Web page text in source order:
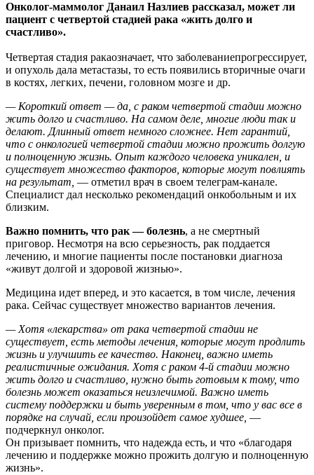
Онколог-маммолог Данаил Назлиев рассказал, может ли
пациент с четвертой стадией рака «жить долго и
счастливо».
Четвертая стадия ракаозначает, что заболеваниепрогрессирует,
и опухоль дала метастазы, то есть появились вторичные очаги
в костях, легких, печени, головном мозге и др.
— Короткий ответ — да, с раком четвертой стадии можно
жить долго и счастливо. На самом деле, многие люди так и
делают. Длинный ответ немного сложнее. Нет гарантий,
что с онкологией четвертой стадии можно прожить долгую
и полноценную жизнь. Опыт каждого человека уникален, и
существует множество факторов, которые могут повлиять
на результат, — отметил врач в своем телеграм-канале.
Специалист дал несколько рекомендаций онкобольным и их
близким.
Важно помнить, что рак — болезнь, а не смертный
приговор. Несмотря на всю серьезность, рак поддается
лечению, и многие пациенты после постановки диагноза
«живут долгой и здоровой жизнью».
Медицина идет вперед, и это касается, в том числе, лечения
рака. Сейчас существует множество вариантов лечения.
— Хотя «лекарства» от рака четвертой стадии не
существует, есть методы лечения, которые могут продлить
жизнь и улучшить ее качество. Наконец, важно иметь
реалистичные ожидания. Хотя с раком 4-й стадии можно
жить долго и счастливо, нужно быть готовым к тому, что
болезнь может оказаться неизлечимой. Важно иметь
систему поддержки и быть уверенным в том, что у вас все в
порядке на случай, если произойдет самое худшее, —
подчеркнул онколог.
Он призывает помнить, что надежда есть, и что «благодаря
лечению и поддержке можно прожить долгую и полноценную
жизнь».